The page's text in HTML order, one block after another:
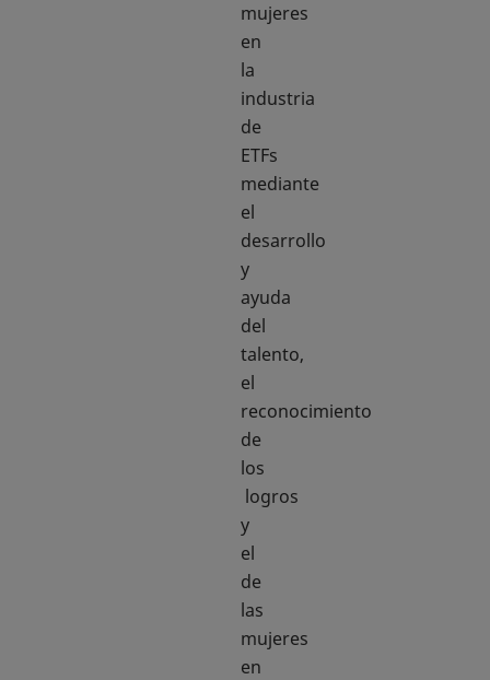
mujeres
en
la
industria
de
ETFs
mediante
el
desarrollo
y
ayuda
del
talento,
el
reconocimiento
de
los
logros
y
el
de
las
mujeres
en